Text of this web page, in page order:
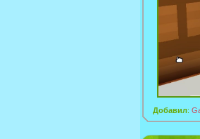
Добавил: